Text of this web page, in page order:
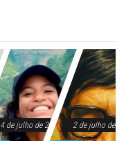
4 de julho de 2025 2 de julho de